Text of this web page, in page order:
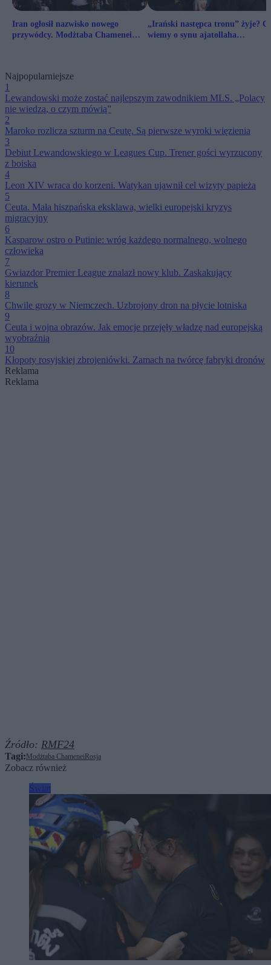
Iran ogłosił nazwisko nowego
przywódcy. Modżtaba Chamenei
„Irański następca tronu” żyje?
wiemy o synu ajatollaha
Najpopularniejsze
1
Lewandowski może zostać najlepszym zawodnikiem MLS. „Polacy
nie wiedzą, o czym mówią”
2
Maroko rozlicza szturm na Ceutę. Są pierwsze wyroki więzienia
3
Debiut Lewandowskiego w Leagues Cup. Trener gości wyrzucony
z boiska
4
Leon XIV wraca do korzeni. Watykan ujawnił cel wizyty papieża
5
Ceuta. Mała hiszpańska eksklawa, wielki europejski kryzys
migracyjny
6
Kasparow ostro o Putinie: wróg każdego normalnego, wolnego
człowieka
7
Gwiazdor Premier League znalazł nowy klub. Zaskakujący
kierunek
8
Chwile grozy w Niemczech. Uzbrojony dron na płycie lotniska
9
Ceuta i wojna obrazów. Jak emocje przejęły władzę nad europejską
wyobraźnią
10
Kłopoty rosyjskiej zbrojeniówki. Zamach na twórcę fabryki dronów
Reklama
Reklama
Źródło: RMF24
Tagi: Modżtaba Chamenei Rosja
Zobacz również